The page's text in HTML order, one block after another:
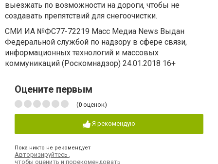
выезжать по возможности на дороги, чтобы не
создавать препятствий для снегоочистки.
СМИ ИА №ФС77-72219 Масс Медиа News Выдан
Федеральной службой по надзору в сфере связи,
информационных технологий и массовых
коммуникаций (Роскомнадзор) 24.01.2018 16+
Оцените первым
(0 оценок)
Я рекомендую
Пока никто не рекомендует
Авторизируйтесь
чтобы оценить и порекомендовать